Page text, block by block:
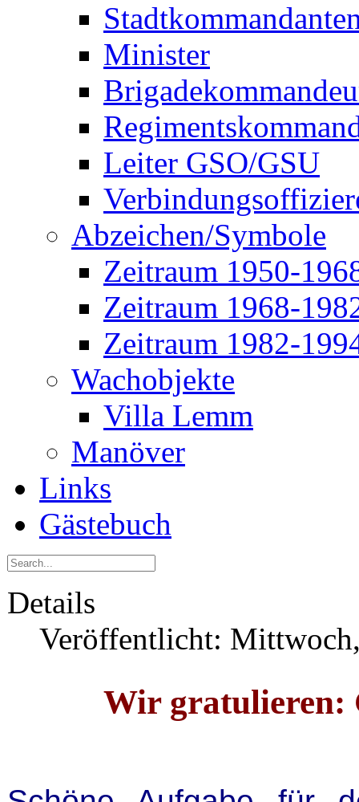
Minister
Leiter GSO/GSU
Abzeichen/Symbole
Zeitraum 1950-
Zeitraum 1968-
Zeitraum 1982-
Wachobjekte
Villa Lemm
Manöver
Links
Gästebuch
Details
Veröffentlicht:
Wir gratulieren: